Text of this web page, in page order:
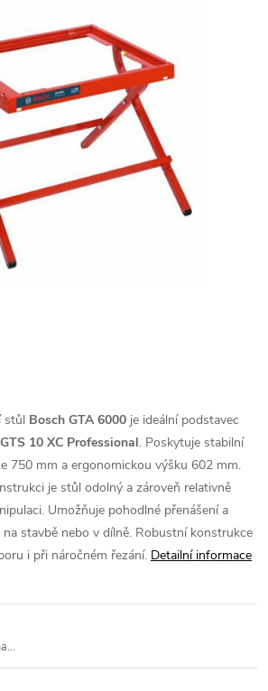
stůl Bosch GTA 6000 je ideální podstavec
GTS 10 XC Professional. Poskytuje stabilní
750 mm a ergonomickou výšku 602 mm.
je stůl odolný a zároveň relativně
Umožňuje pohodlné přenášení a
stavbě nebo v dílně. Robustní konstrukce
i při náročném řezání. Detailní informace